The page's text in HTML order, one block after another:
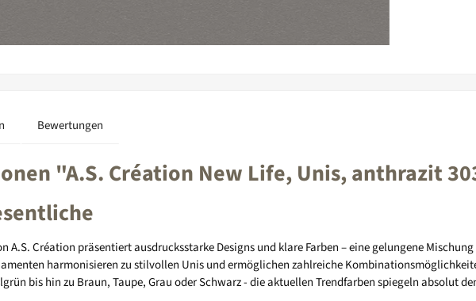
Bewertungen
"A.S. Création New Life, Unis, anthrazit
A.S. Création präsentiert ausdrucksstarke Designs und klare Farben – eine gelungene
harmonisieren zu stilvollen Unis und ermöglichen zahlreiche
bis hin zu Braun, Taupe, Grau oder Schwarz - die aktuellen Trendfarben spiegeln absolut